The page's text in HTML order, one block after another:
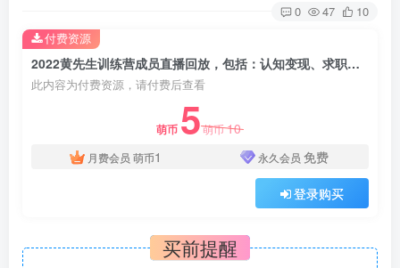
0 47 10
2022黄先生训练营成员直播回放，包括：认知变现、求职、商业变现、投资、人脉等
此内容为付费资源，请付费后查看
萌币 5萌币10
月费会员 萌币1 永久会员 免费
登录购买
付费资源
买前提醒